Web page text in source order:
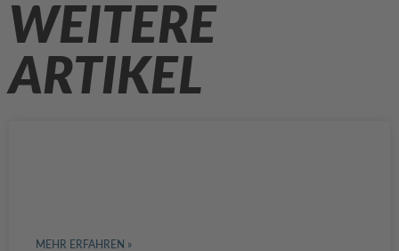
WEITERE
ARTIKEL
MEHR ERFAHREN »